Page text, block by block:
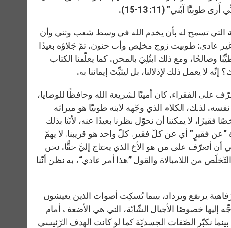
آبْني” (11: 13-15).
التي تسمح له بأن يخدم الله في وسط شعب وثني وأن
غير عادي: طوبيت زوج مخلِص وأب حنون. تمّ جَلاؤه بعيدًا
ومع ذلك ابتُلِيَ بالمحن. كما يعلّمنا الكتاب
لا يعمل ذلك لإذلالنا، بل ليثبِّتَ إيماننا به.
الفقراء. كان أمينًا لشريعة الله وحافظًا للوصايا،
لذلك، الكلام الذي وجّهه لابنه طوبيّا هو ميراثه
عندما نواجه شخصًا فقيرًا، لا يمكننا أن نحوّل نظرنا بعيدًا عنه، لأنّنا بذلك
“عن فقيرٍ” أي عن كلّ فقير. كلّ واحد هو قريبنا. لا يهمّ
أن أتعرّف على من هو الأخ الذي يحتاج إليَّ حقًّا. نحن
من اللامبالاة والقول ”هذا أمر عادي“، به نظن أنّنا
يرتفع ويزداد، بينما نُسكِت أصوات الذين يعيشون
إليها خصوصًا الأجيال الشّابّة، التي هي الأضعف أمام
نكبّر الصّفات الجسديّة كما لو كانت الهدف الرّئيسي